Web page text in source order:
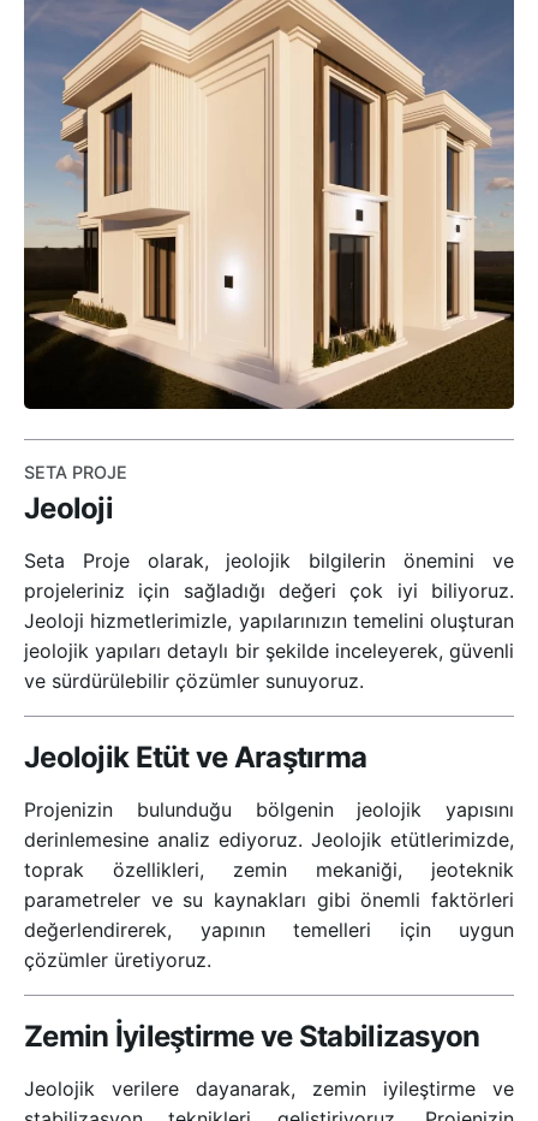
SETA PROJE
Jeoloji
Seta Proje olarak, jeolojik bilgilerin önemini ve
projeleriniz için sağladığı değeri çok iyi biliyoruz.
Jeoloji hizmetlerimizle, yapılarınızın temelini oluşturan
jeolojik yapıları detaylı bir şekilde inceleyerek, güvenli
ve sürdürülebilir çözümler sunuyoruz.
Jeolojik Etüt ve Araştırma
Projenizin bulunduğu bölgenin jeolojik yapısını
derinlemesine analiz ediyoruz. Jeolojik etütlerimizde,
toprak özellikleri, zemin mekaniği, jeoteknik
parametreler ve su kaynakları gibi önemli faktörleri
değerlendirerek, yapının temelleri için uygun
çözümler üretiyoruz.
Zemin İyileştirme ve Stabilizasyon
Jeolojik verilere dayanarak, zemin iyileştirme ve